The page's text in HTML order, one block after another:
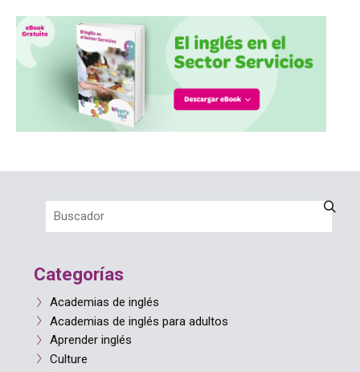
Categorías
Academias de inglés
Academias de inglés para adultos
Aprender inglés
Culture